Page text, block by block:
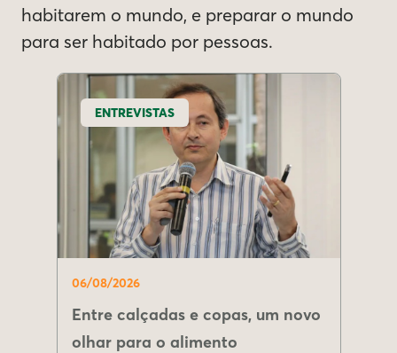
habitarem o mundo, e preparar o mundo
para ser habitado por pessoas.
ENTREVISTAS
06/08/2026
Entre calçadas e copas, um novo
olhar para o alimento